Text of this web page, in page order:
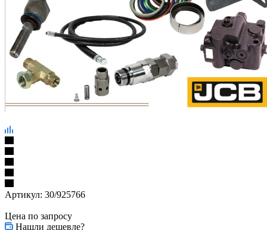
Артикул: 30/925766
Цена по запросу
Нашли дешевле?